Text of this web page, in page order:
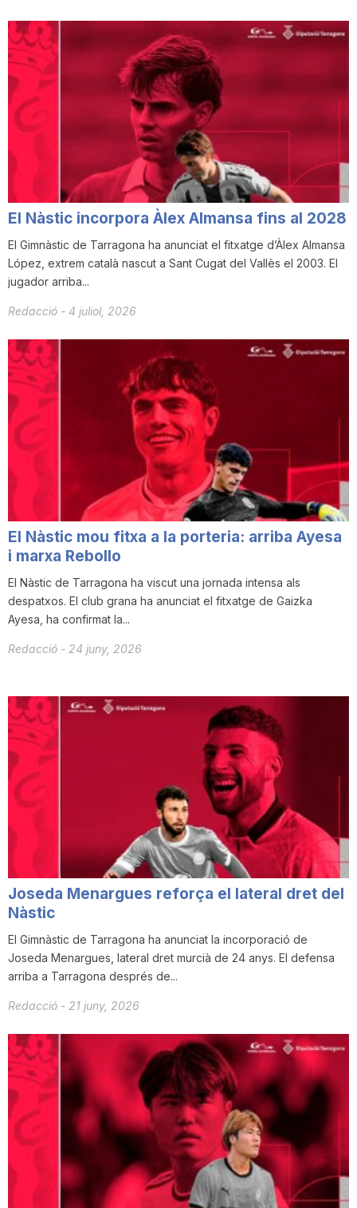
g
o
a
El Nàstic incorpora Àlex Almansa fins al 2028
El Gimnàstic de Tarragona ha anunciat el fitxatge d’Àlex Almansa
López, extrem català nascut a Sant Cugat del Vallès el 2003. El
jugador arriba...
Redacció - 4 juliol, 2026
El Nàstic mou fitxa a la porteria: arriba Ayesa
i marxa Rebollo
El Nàstic de Tarragona ha viscut una jornada intensa als
despatxos. El club grana ha anunciat el fitxatge de Gaizka
Ayesa, ha confirmat la...
Redacció - 24 juny, 2026
Joseda Menargues reforça el lateral dret del
Nàstic
El Gimnàstic de Tarragona ha anunciat la incorporació de
Joseda Menargues, lateral dret murcià de 24 anys. El defensa
arriba a Tarragona després de...
Redacció - 21 juny, 2026